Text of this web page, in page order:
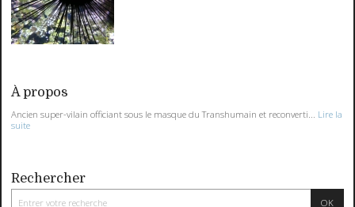
À propos
Ancien super-vilain officiant sous le masque du Transhumain et reconverti...
Lire la
suite
Rechercher